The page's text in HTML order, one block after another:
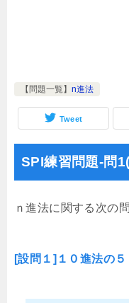
【問題一覧】 n進法
Tweet
SPI練習問題-問
ｎ進法に関する次の
[設問１]１０進法の